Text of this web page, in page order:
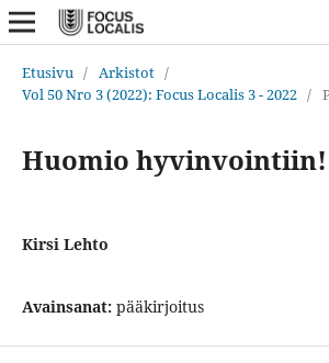
Etusivu / Arkistot /
Vol 50 Nro 3 (2022): Focus Localis 3 - 2022 /
Huomio hyvinvointiin!
Kirsi Lehto
Avainsanat: pääkirjoitus